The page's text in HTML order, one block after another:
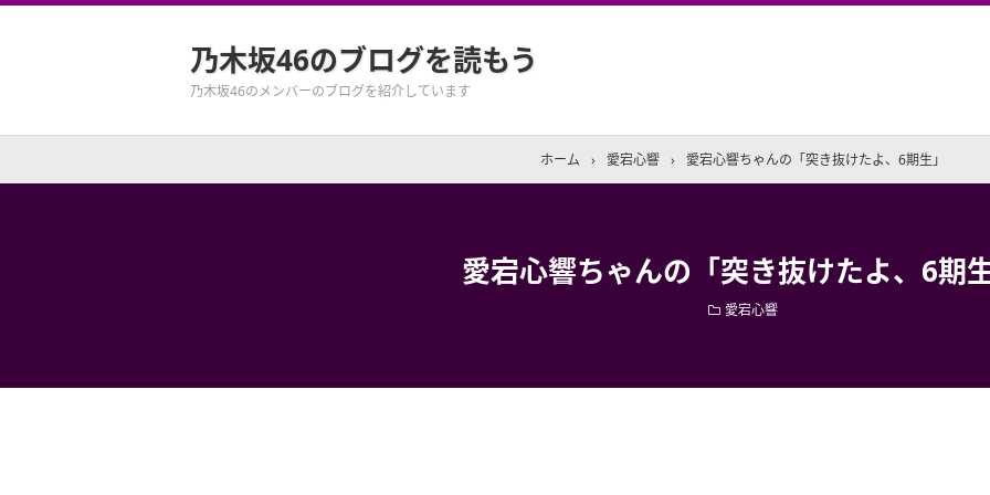
乃木坂46のブログを読もう
乃木坂46のメンバーのブログを紹介しています
ホーム › 愛宕心響 › 愛宕心響ちゃんの「突き抜けたよ、6期生」
愛宕心響ちゃんの「突き抜けたよ、6期
愛宕心響